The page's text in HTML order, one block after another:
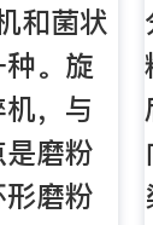
和菌状
。旋
，与
磨粉
磨粉